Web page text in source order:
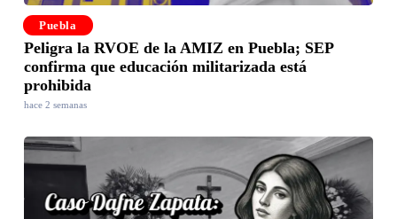
Puebla
Peligra la RVOE de la AMIZ en Puebla; SEP
confirma que educación militarizada está
prohibida
hace 2 semanas